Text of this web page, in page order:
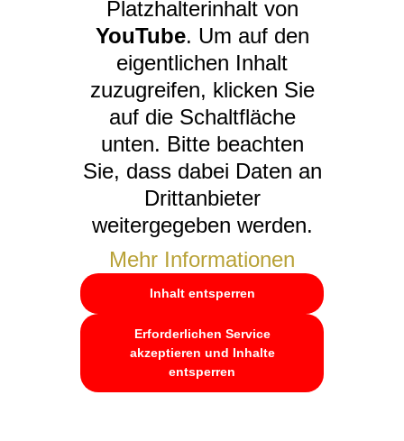
Platzhalterinhalt von
YouTube. Um auf den
eigentlichen Inhalt
zuzugreifen, klicken Sie
auf die Schaltfläche
unten. Bitte beachten
Sie, dass dabei Daten an
Drittanbieter
weitergegeben werden.
Mehr Informationen
Inhalt entsperren
Erforderlichen Service
akzeptieren und Inhalte
entsperren